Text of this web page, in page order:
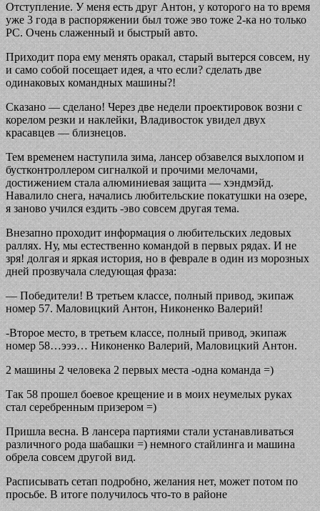
Отступление. У меня есть друг Антон, у которого на то время
уже 3 года в распоряжении был тоже эво тоже 2-ка но только
РС. Очень слаженный и быстрый авто.
Приходит пора ему менять оракал, старый вытерся совсем, ну
и само собой посещает идея, а что если? сделать две
одинаковых командных машины?!
Сказано — сделано! Через две недели проектировок возни с
корелом резки и наклейки, Владивосток увидел двух
красавцев — близнецов.
Тем временем наступила зима, лансер обзавелся выхлопом и
бустконтроллером сигналкой и прочими мелочами,
достижением стала алюминиевая защита — хэндмэйд.
Навалило снега, начались любительские покатушки на озере,
я заново учился ездить -эво совсем другая тема.
Внезапно проходит информация о любительских ледовых
раллях. Ну, мы естественно командой в первых рядах. И не
зря! долгая и яркая история, но в феврале в один из морозных
дней прозвучала следующая фраза:
— Победители! В третьем классе, полный привод, экипаж
номер 57. Маловицкий Антон, Никоненко Валерий!
-Второе место, в третьем классе, полный привод, экипаж
номер 58…эээ… Никоненко Валерий, Маловицкий Антон.
2 машины 2 человека 2 первых места -одна команда =)
Так 58 прошел боевое крещение и в моих неумелых руках
стал серебренным призером =)
Пришла весна. В лансера партиями стали устанавливаться
различного рода шабашки =) немного стайлинга и машина
обрела совсем другой вид.
Расписывать сетап подробно, желания нет, может потом по
просьбе. В итоге получилось что-то в районе